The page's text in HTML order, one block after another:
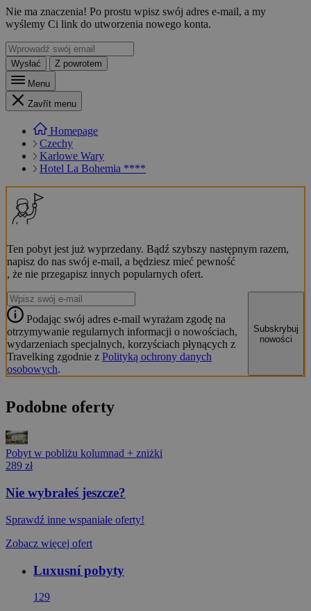
Nie ma znaczenia! Po prostu wpisz swój adres e-mail, a my
wyślemy Ci link do utworzenia nowego konta.
Wysłać
Z powrotem
Menu
Zavřít menu
Homepage
Czechy
Karlowe Wary
Hotel La Bohemia ****
Ten pobyt jest już wyprzedany. Bądź szybszy następnym razem,
napisz do nas swój e-mail, a będziesz mieć pewność
, że nie przegapisz innych popularnych ofert.
Podając swój adres e-mail wyrażam zgodę na
otrzymywanie regularnych informacji o nowościach,
wydarzeniach specjalnych, korzyściach płynących z
Travelking zgodnie z Polityką ochrony danych
osobowych.
Subskrybuj
nowości
Podobne oferty
Pobyt w pobliżu kolumnad + zniżki
289 zł
Nie wybrałeś jeszcze?
Sprawdź inne wspaniałe oferty!
Zobacz więcej ofert
Luxusní pobyty
129